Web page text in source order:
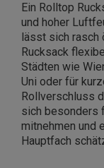
Ein Rolltop
und hoher
lässt sich rasch
Rucksack
Städten wie
Uni oder für
Rollverschluss
sich besonders
mitnehmen und
Hauptfach